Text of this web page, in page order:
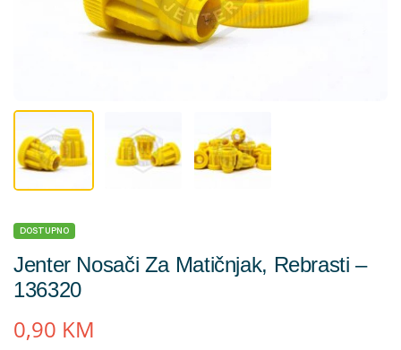
DOSTUPNO
Jenter Nosači Za Matičnjak, Rebrasti –
136320
0,90 KM